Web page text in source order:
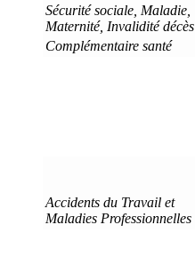
Sécurité sociale, Maladie,
Maternité, Invalidité décès
Complémentaire santé
Accidents du Travail et
Maladies Professionnelles